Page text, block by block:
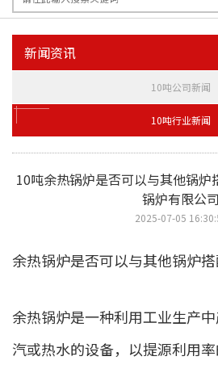
新闻资讯
10吨公司新闻
10吨行业新闻
10吨余热锅炉是否可以与其他锅
锅炉有限公司
2025-07-05
余热锅炉是否可以与其他锅炉搭
余热锅炉是一种利用工业生产
汽或热水的设备，以提源利用